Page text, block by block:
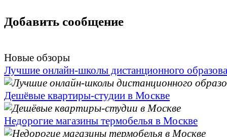
Добавить сообщение
Новые обзоры
Лучшие онлайн-школы дистанционного
Дешёвые квартиры-студии в Москве
Недорогие магазины термобелья в Москве